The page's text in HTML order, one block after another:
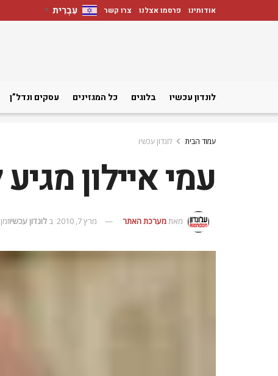
אודותינו פרסמו אצלנו צרו קשר עִבְרִית ▼
לונדון עכשיו בלוגים כל המגזינים עסקים ונדל”ן
עמוד הבית לונדון עכשיו
עמי איילון
מאתמערכת האתר מרץ 7, 2010 ב לונדון עכשיוזמן